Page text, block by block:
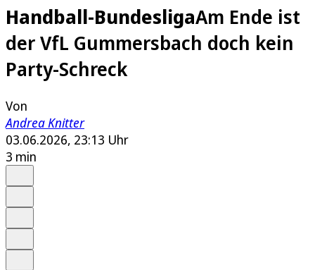
Handball-BundesligaAm Ende ist
der VfL Gummersbach doch kein
Party-Schreck
Von
Andrea Knitter
03.06.2026, 23:13 Uhr
3 min